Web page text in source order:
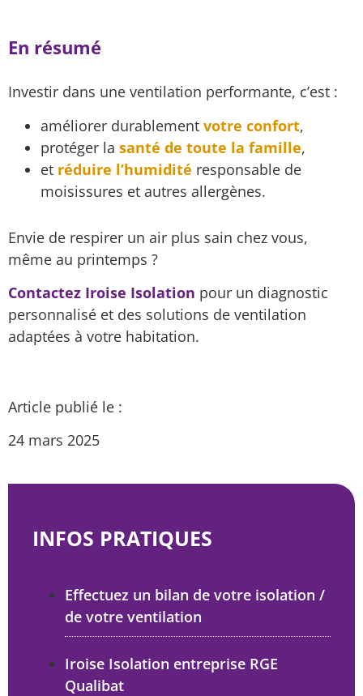
En résumé
Investir dans une ventilation performante, c’est :
améliorer durablement votre confort,
protéger la santé de toute la famille,
et réduire l’humidité responsable de
moisissures et autres allergènes.
Envie de respirer un air plus sain chez vous,
même au printemps ?
Contactez Iroise Isolation pour un diagnostic
personnalisé et des solutions de ventilation
adaptées à votre habitation.
Article publié le :
24 mars 2025
INFOS PRATIQUES
Effectuez un bilan de votre isolation /
de votre ventilation
Iroise Isolation entreprise RGE
Qualibat